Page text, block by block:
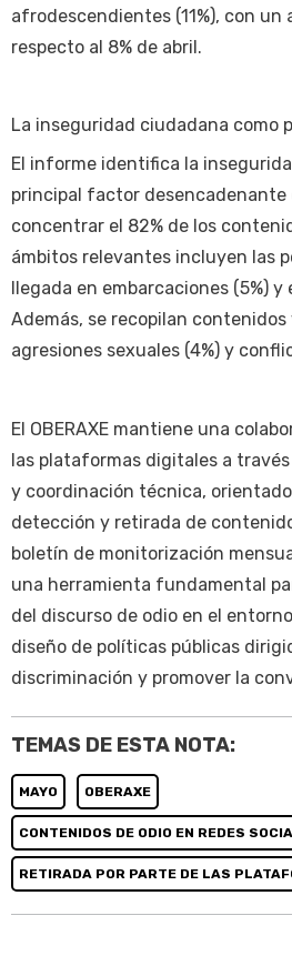
afrodescendientes (11%), con
respecto al 8% de abril.
La inseguridad ciudadana como
El informe identifica la
principal factor desencadenante
concentrar el 82% de los
ámbitos relevantes incluyen las
llegada en embarcaciones (5%) y
Además, se recopilan
agresiones sexuales (4%) y
El OBERAXE mantiene una
las plataformas digitales a
y coordinación técnica,
detección y retirada de
boletín de monitorización
una herramienta fundamental
del discurso de odio en el
diseño de políticas públicas
discriminación y promover la
TEMAS DE ESTA NOTA:
MAYO OBERAXE
CONTENIDOS DE ODIO EN REDES
RETIRADA POR PARTE DE LAS